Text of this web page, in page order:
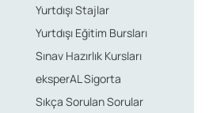
Yurtdışı Stajlar
Yurtdışı Eğitim Bursları
Sınav Hazırlık Kursları
eksperAL Sigorta
Sıkça Sorulan Sorular